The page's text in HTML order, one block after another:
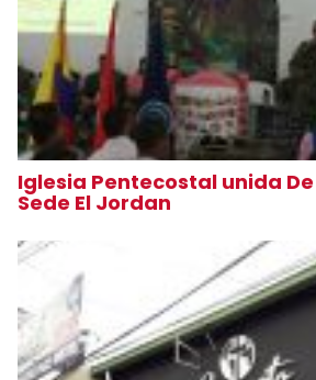
Iglesia Pentecostal unida
Sede El Jordan